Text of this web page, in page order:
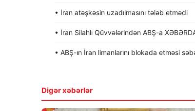
• İran atəşkəsin uzadılmasını tələb etmədi
• İran Silahlı Qüvvələrindən ABŞ-a
• ABŞ-ın İran limanlarını blokada etməsi
Digər xəbərlər